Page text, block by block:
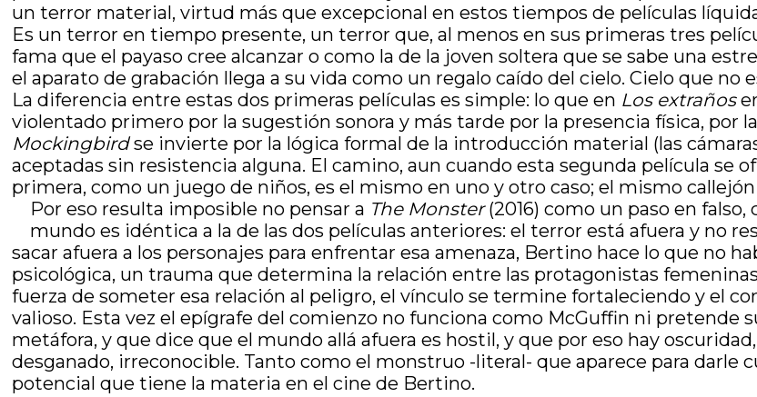
un terror material, virtud más que excepcional en estos tiempos de películas
Es un terror en tiempo presente, un terror que, al menos en sus primeras tres
fama que el payaso cree alcanzar o como la de la joven soltera que se sabe una
el aparato de grabación llega a su vida como un regalo caído del cielo. Cielo que no
La diferencia entre estas dos primeras películas es simple: lo que en Los extraños
violentado primero por la sugestión sonora y más tarde por la presencia física, por
Mockingbirdse invierte por la lógica formal de la introducción material (las
aceptadas sin resistencia alguna. El camino, aun cuando esta segunda película se
primera, como un juego de niños, es el mismo en uno y otro caso; el mismo
Por eso resulta imposible no pensar a The Monster(2016) como un paso en
mundo es idéntica a la de las dos películas anteriores: el terror está afuera y no
sacar afuera a los personajes para enfrentar esa amenaza, Bertino hace lo que no
psicológica, un trauma que determina la relación entre las protagonistas
fuerza de someter esa relación al peligro, el vínculo se termine fortaleciendo y el
valioso. Esta vez el epígrafe del comienzo no funciona como McGuffin ni pretende
metáfora, y que dice que el mundo allá afuera es hostil, y que por eso hay
desganado, irreconocible. Tanto como el monstruo -literal- que aparece para darle
potencial que tiene la materia en el cine de Bertino.